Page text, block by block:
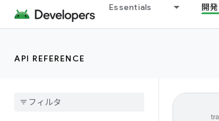
Essentials 開発
API REFERENCE